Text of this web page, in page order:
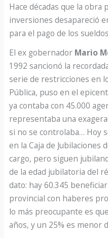
Hace décadas que la
inversiones desapareció
para el pago de los
El ex gobernador Mario
1992 sancionó la
serie de restricciones en
Pública, puso en el
ya contaba con 45.000
representaba una
si no se controlaba… Hoy
en la Caja de Jubilaciones
cargo, pero siguen
de la edad jubilatoria del
dato: hay 60.345
provincial con haberes
lo más preocupante es
años, y un 25% es menor